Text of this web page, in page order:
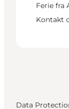
Ferie fra
Kontakt
Data